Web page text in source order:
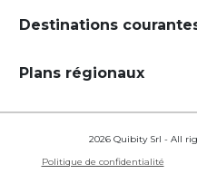
Destinations
Plans régionaux
2026 Quibity Srl - All
Politique de confidentialité